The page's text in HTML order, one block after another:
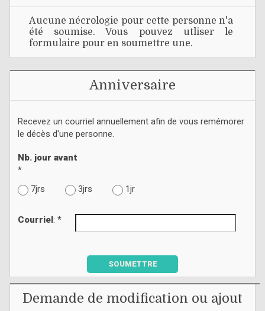
Aucune nécrologie pour cette personne n'a
été soumise. Vous pouvez utliser le
formulaire pour en soumettre une.
Anniversaire
Recevez un courriel annuellement afin de vous remémorer
le décès d'une personne.
Nb. jour avant
*
7jrs
3jrs 1jr
Courriel: *
SOUMETTRE
Demande de modification ou ajout